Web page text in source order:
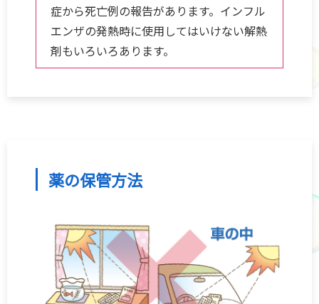
症から死亡例の報告があります。インフル
エンザの発熱時に使用してはいけない解熱
剤もいろいろあります。
薬の保管方法